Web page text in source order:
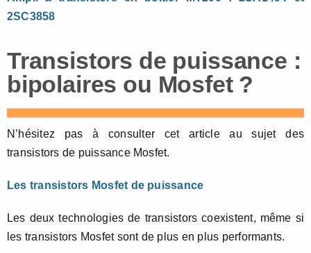
2SC3858
Transistors de puissance :
bipolaires ou Mosfet ?
N’hésitez pas à consulter cet article au sujet des
transistors de puissance Mosfet.
Les transistors Mosfet de puissance
Les deux technologies de transistors coexistent, même si
les transistors Mosfet sont de plus en plus performants.